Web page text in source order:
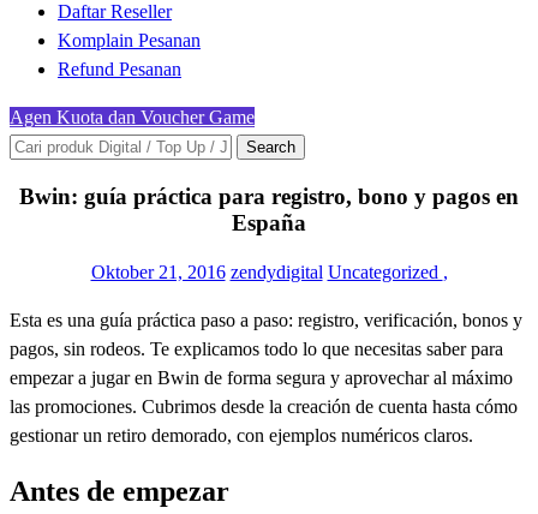
Daftar Reseller
Komplain Pesanan
Refund Pesanan
Agen Kuota dan Voucher Game
Search
Bwin: guía práctica para registro, bono y pagos en
España
Oktober 21, 2016 zendydigital Uncategorized ,
Esta es una guía práctica paso a paso: registro, verificación, bonos y
pagos, sin rodeos. Te explicamos todo lo que necesitas saber para
empezar a jugar en Bwin de forma segura y aprovechar al máximo
las promociones. Cubrimos desde la creación de cuenta hasta cómo
gestionar un retiro demorado, con ejemplos numéricos claros.
Antes de empezar